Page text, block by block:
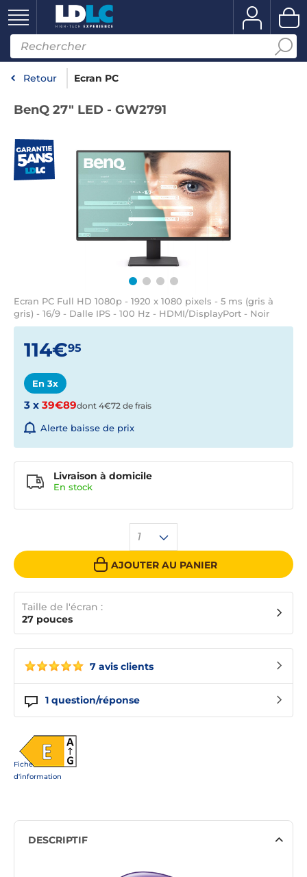
Retour Ecran PC
BenQ 27" LED - GW2791
Ecran PC Full HD 1080p - 1920 x 1080 pixels - 5 ms (gris à
gris) - 16/9 - Dalle IPS - 100 Hz - HDMI/DisplayPort - Noir
7 avis clients
1 question/réponse
114€95
En 3x
3 x 39€89dont 4€72 de frais
Alerte baisse de prix
1
AJOUTER AU PANIER
Livraison à domicile
En stock
Taille de l'écran :
27 pouces
Fiche
d'information
DESCRIPTIF